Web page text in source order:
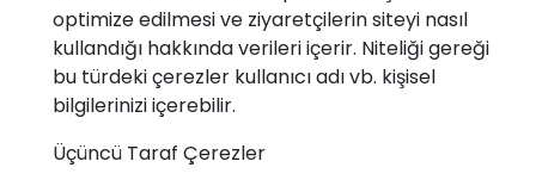
optimize edilmesi ve ziyaretçilerin siteyi nasıl
kullandığı hakkında verileri içerir. Niteliği gereği
bu türdeki çerezler kullanıcı adı vb. kişisel
bilgilerinizi içerebilir.
Üçüncü Taraf Çerezler